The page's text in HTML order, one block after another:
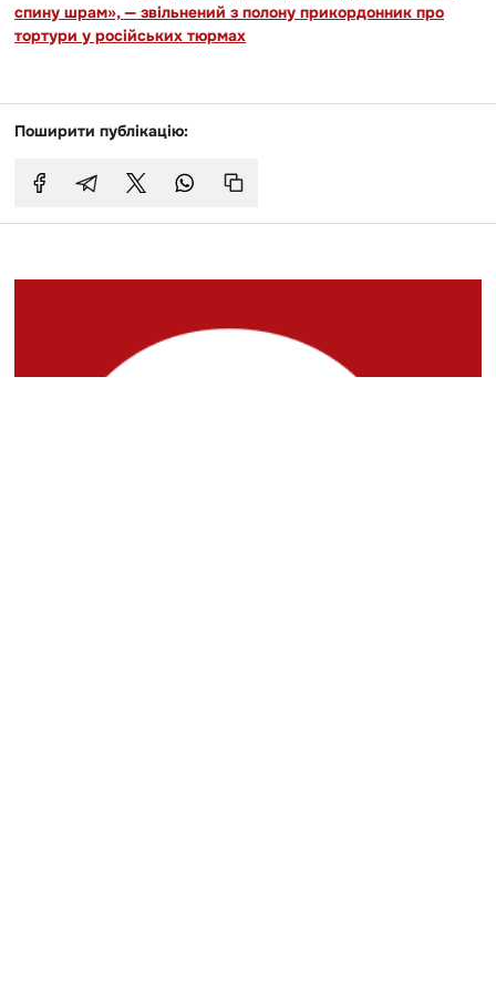
спину шрам», — звільнений з полону прикордонник про
тортури у російських тюрмах
Поширити публікацію: